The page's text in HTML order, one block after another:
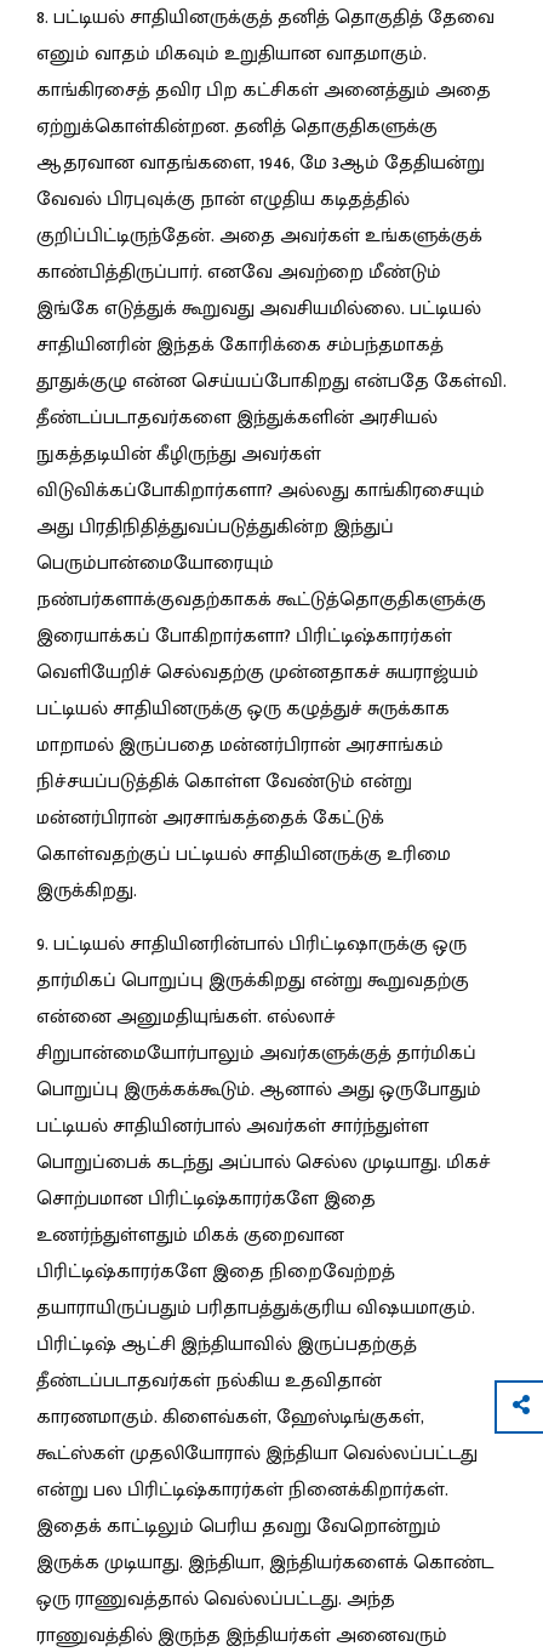
8. பட்டியல் சாதியினருக்குத் தனித் தொகுதித் தேவை
எனும் வாதம் மிகவும் உறுதியான வாதமாகும்.
காங்கிரசைத் தவிர பிற கட்சிகள் அனைத்தும் அதை
ஏற்றுக்கொள்கின்றன. தனித் தொகுதிகளுக்கு
ஆதரவான வாதங்களை, 1946, மே 3ஆம் தேதியன்று
வேவல் பிரபுவுக்கு நான் எழுதிய கடிதத்தில்
குறிப்பிட்டிருந்தேன். அதை அவர்கள் உங்களுக்குக்
காண்பித்திருப்பார். எனவே அவற்றை மீண்டும்
இங்கே எடுத்துக் கூறுவது அவசியமில்லை. பட்டியல்
சாதியினரின் இந்தக் கோரிக்கை சம்பந்தமாகத்
தூதுக்குழு என்ன செய்யப்போகிறது என்பதே கேள்வி.
தீண்டப்படாதவர்களை இந்துக்களின் அரசியல்
நுகத்தடியின் கீழிருந்து அவர்கள்
விடுவிக்கப்போகிறார்களா? அல்லது காங்கிரசையும்
அது பிரதிநிதித்துவப்படுத்துகின்ற இந்துப்
பெரும்பான்மையோரையும்
நண்பர்களாக்குவதற்காகக் கூட்டுத்தொகுதிகளுக்கு
இரையாக்கப் போகிறார்களா? பிரிட்டிஷ்காரர்கள்
வெளியேறிச் செல்வதற்கு முன்னதாகச் சுயராஜ்யம்
பட்டியல் சாதியினருக்கு ஒரு கழுத்துச் சுருக்காக
மாறாமல் இருப்பதை மன்னர்பிரான் அரசாங்கம்
நிச்சயப்படுத்திக் கொள்ள வேண்டும் என்று
மன்னர்பிரான் அரசாங்கத்தைக் கேட்டுக்
கொள்வதற்குப் பட்டியல் சாதியினருக்கு உரிமை
இருக்கிறது.
9. பட்டியல் சாதியினரின்பால் பிரிட்டிஷாருக்கு ஒரு
தார்மிகப் பொறுப்பு இருக்கிறது என்று கூறுவதற்கு
என்னை அனுமதியுங்கள். எல்லாச்
சிறுபான்மையோர்பாலும் அவர்களுக்குத் தார்மிகப்
பொறுப்பு இருக்கக்கூடும். ஆனால் அது ஒருபோதும்
பட்டியல் சாதியினர்பால் அவர்கள் சார்ந்துள்ள
பொறுப்பைக் கடந்து அப்பால் செல்ல முடியாது. மிகச்
சொற்பமான பிரிட்டிஷ்காரர்களே இதை
உணர்ந்துள்ளதும் மிகக் குறைவான
பிரிட்டிஷ்காரர்களே இதை நிறைவேற்றத்
தயாராயிருப்பதும் பரிதாபத்துக்குரிய விஷயமாகும்.
பிரிட்டிஷ் ஆட்சி இந்தியாவில் இருப்பதற்குத்
தீண்டப்படாதவர்கள் நல்கிய உதவிதான்
காரணமாகும். கிளைவ்கள், ஹேஸ்டிங்குகள்,
கூட்ஸ்கள் முதலியோரால் இந்தியா வெல்லப்பட்டது
என்று பல பிரிட்டிஷ்காரர்கள் நினைக்கிறார்கள்.
இதைக் காட்டிலும் பெரிய தவறு வேறொன்றும்
இருக்க முடியாது. இந்தியா, இந்தியர்களைக் கொண்ட
ஒரு ராணுவத்தால் வெல்லப்பட்டது. அந்த
ராணுவத்தில் இருந்த இந்தியர்கள் அனைவரும்